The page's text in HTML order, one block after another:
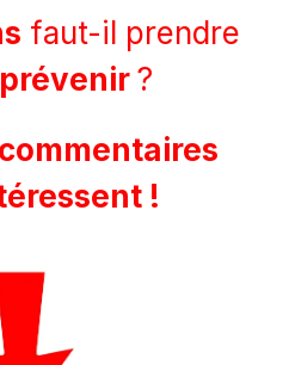
faut-il prendre
prévenir ?
!